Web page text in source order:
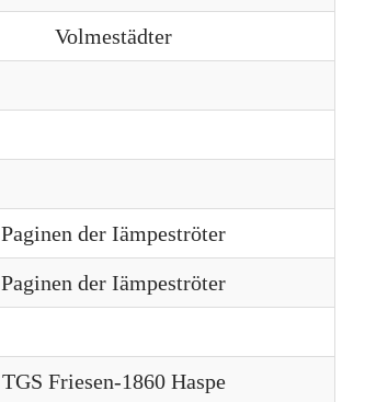
Volmestädter
Paginen der Iämpeströter
Paginen der Iämpeströter
TGS Friesen-1860 Haspe